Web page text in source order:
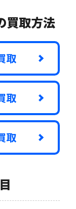
買取方法
取
取
取